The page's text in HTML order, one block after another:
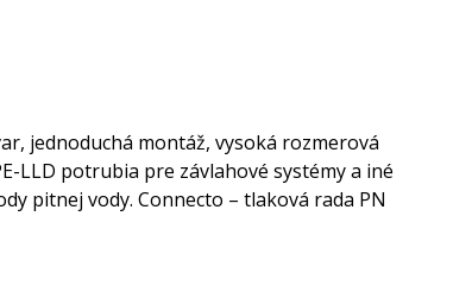
jednoduchá montáž, vysoká rozmerová
LLD potrubia pre závlahové systémy a iné
pitnej vody. Connecto – tlaková rada PN